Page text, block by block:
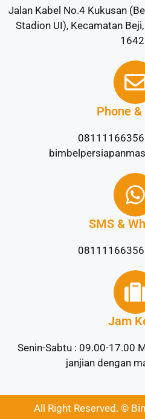
Jalan Kabel No.4 Kukusan
Stadion UI), Kecamatan
Phone &
SMS &
Jam
Senin-Sabtu : 09.00-17.00
janjian dengan
All Right Reserved. ©